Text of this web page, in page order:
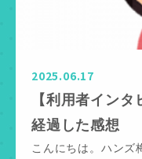
2025.06.17
【利用者イン
経過した感想
こんにちは。ハン